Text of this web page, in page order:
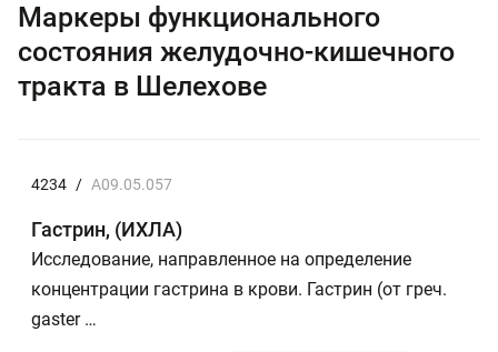
Маркеры функционального
состояния желудочно-кишечного
тракта в Шелехове
4234 / A09.05.057
Гастрин, (ИХЛА)
Исследование, направленное на определение
концентрации гастрина в крови. Гастрин (от греч.
gaster …